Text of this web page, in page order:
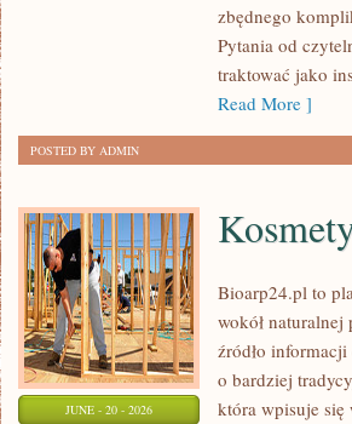
zbędnego
Pytania od
traktować jako
Read More ]
POSTED BY ADMIN
JUNE - 20 - 2026
Bioarp24.pl to
wokół
źródło
o bardziej
która wpisuje się